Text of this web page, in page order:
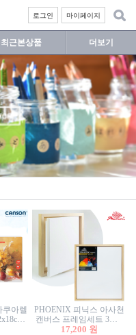
마이페이지
로그인
최근본상품 더보기
쿠아렐
PHOENIX 피닉스 아사천
캔버스 프레임세트 3호F
27.3x22cm 캔버스와 올림
17,200 원